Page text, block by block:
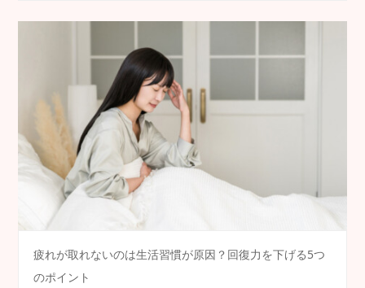
疲れが取れないのは生活習慣が原因？回復力を下げる5つ
のポイント